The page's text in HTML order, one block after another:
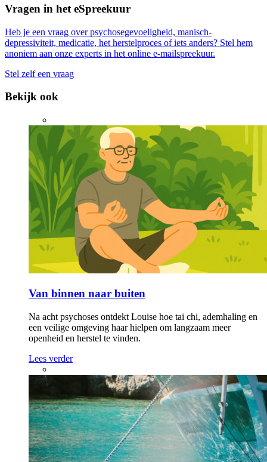
Vragen in het eSpreekuur
Heb je een vraag over psychosegevoeligheid, manisch-
depressiviteit, medicatie, het herstelproces of iets anders? Stel hem
anoniem aan onze experts in het online e-mailspreekuur.
Stel zelf een vraag
Bekijk ook
Van binnen naar buiten
Na acht psychoses ontdekt Louise hoe tai chi, ademhaling en
een veilige omgeving haar hielpen om langzaam meer
openheid en herstel te vinden.
Lees verder